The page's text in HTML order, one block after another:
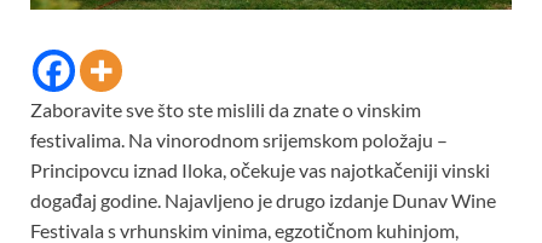
Zaboravite sve što ste mislili da znate o vinskim
festivalima. Na vinorodnom srijemskom položaju –
Principovcu iznad Iloka, očekuje vas najotkačeniji vinski
događaj godine. Najavljeno je drugo izdanje Dunav Wine
Festivala s vrhunskim vinima, egzotičnom kuhinjom,